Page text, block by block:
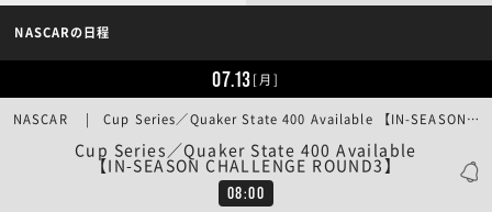
NASCARの日程
07.13[月]
08:00
Cup Series／Quaker State 400 Available
【IN-SEASON CHALLENGE ROUND3】
NASCAR | Cup Series／Quaker State 400 Available 【IN-SEASON CHALLENGE ROUND3】